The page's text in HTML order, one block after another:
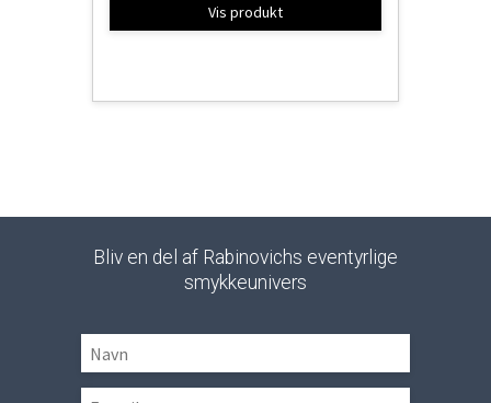
Vis produkt
Bliv en del af Rabinovichs eventyrlige
smykkeunivers